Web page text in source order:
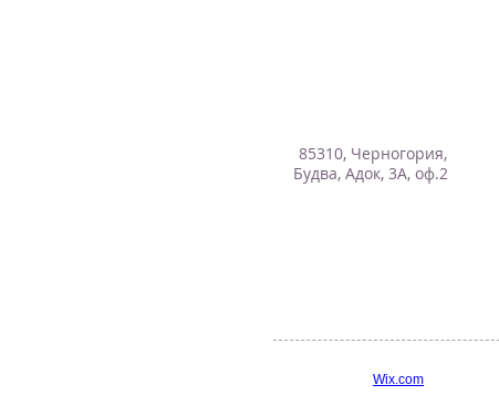
85310, Черногория,
Будва, Адок, 3А, оф.2
Wix.com